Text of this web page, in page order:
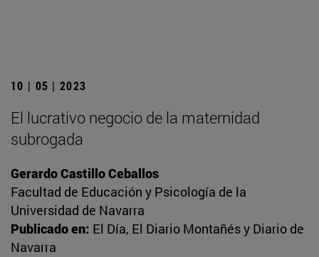
10 | 05 | 2023
El lucrativo negocio de la maternidad
subrogada
Gerardo Castillo Ceballos
Facultad de Educación y Psicología de la
Universidad de Navarra
Publicado en: El Día, El Diario Montañés y Diario de
Navarra